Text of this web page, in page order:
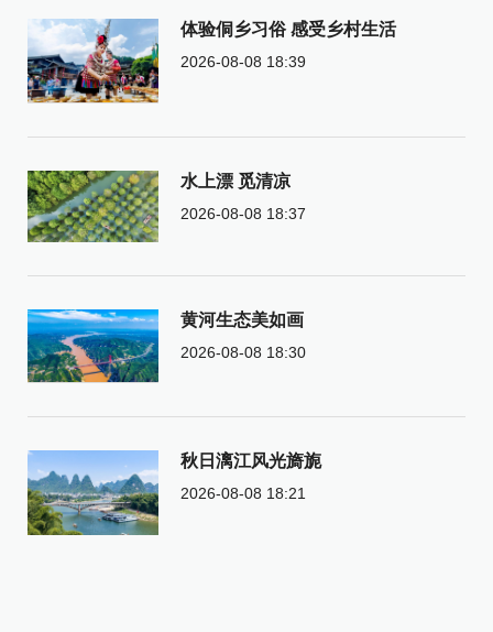
体验侗乡习俗 感受乡村生活
2026-08-08 18:39
水上漂 觅清凉
2026-08-08 18:37
黄河生态美如画
2026-08-08 18:30
秋日漓江风光旖旎
2026-08-08 18:21